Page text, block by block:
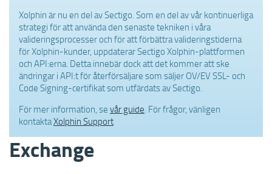
Xolphin är nu en del av Sectigo. Som en del av vår kontinuerliga
strategi för att använda den senaste tekniken i våra
valideringsprocesser och för att förbättra valideringstiderna
för Xolphin-kunder, uppdaterar Sectigo Xolphin-plattformen
och API:erna. Detta innebär dock att det kommer att ske
ändringar i API:t för återförsäljare som säljer OV/EV SSL- och
Code Signing-certifikat som utfärdats av Sectigo.
För mer information, se vår guide. För frågor, vänligen
kontaktaXolphin Support
Exchange